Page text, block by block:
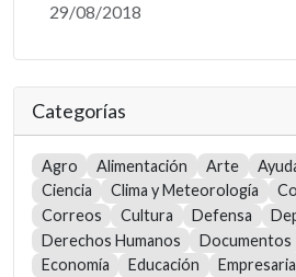
29/08/2018
Categorías
Agro Alimentación Arte
Ciencia
Clima y Meteorología
Correos
Cultura Defensa
Derechos Humanos
Documentos
Economía
Educación